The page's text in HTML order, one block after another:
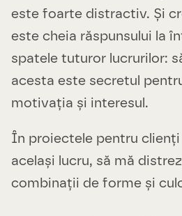
este foarte distractiv. Și
este cheia răspunsului la
spatele tuturor lucrurilor:
acesta este secretul
motivația și interesul.
În proiectele pentru
același lucru, să mă
combinații de forme și